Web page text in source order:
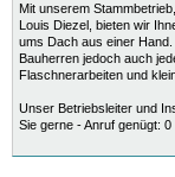
Mit unserem
Louis Diezel, bieten wir
ums Dach aus einer
Bauherren jedoch auch
Flaschnerarbeiten und
Unser Betriebsleiter und
Sie gerne - Anruf genügt: